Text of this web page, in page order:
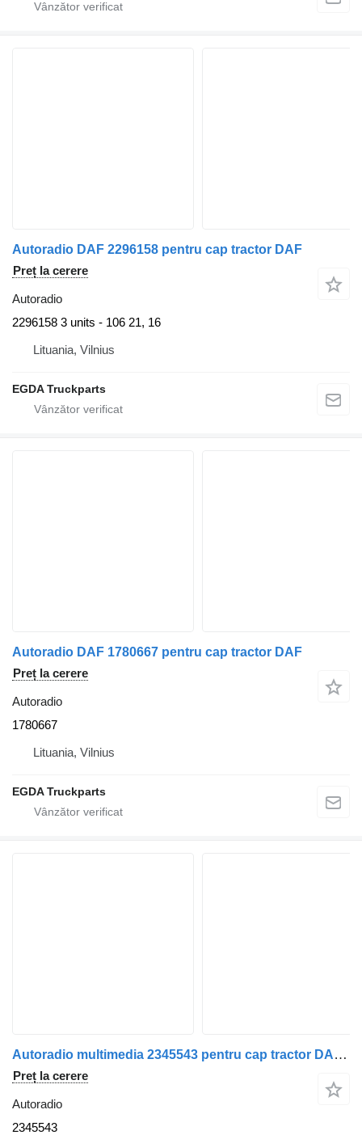
Autoradio DAF 2296158 pentru cap tractor DAF
Preț la cerere
Autoradio
2296158 3 units - 106 21, 16
Lituania, Vilnius
EGDA Truckparts
Autoradio DAF 1780667 pentru cap tractor DAF
Preț la cerere
Autoradio
1780667
Lituania, Vilnius
EGDA Truckparts
Autoradio multimedia 2345543 pentru cap tractor DAF XG
Preț la cerere
Autoradio
2345543